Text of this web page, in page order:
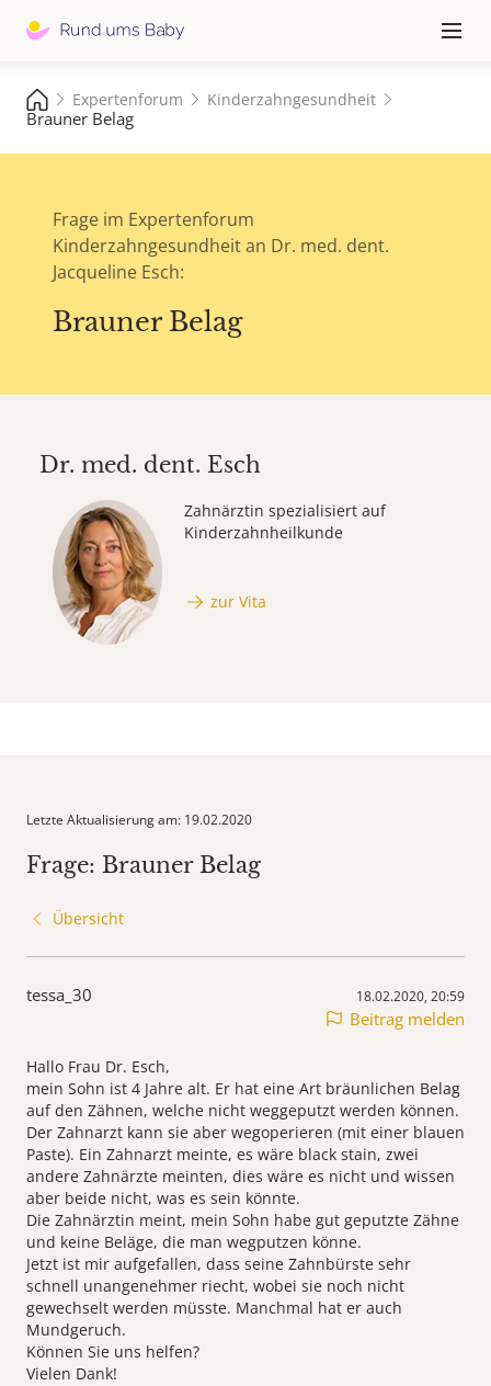
≡
Expertenforum Kinderzahngesundheit
Brauner Belag
Frage im Expertenforum
Kinderzahngesundheit an Dr. med. dent.
Jacqueline Esch:
Brauner Belag
Dr. med. dent. Esch
Zahnärztin spezialisiert auf
Kinderzahnheilkunde
zur Vita
Letzte Aktualisierung am: 19.02.2020
Frage: Brauner Belag
Übersicht
tessa_30 18.02.2020, 20:59
Beitrag melden
Hallo Frau Dr. Esch,
mein Sohn ist 4 Jahre alt. Er hat eine Art bräunlichen Belag
auf den Zähnen, welche nicht weggeputzt werden können.
Der Zahnarzt kann sie aber wegoperieren (mit einer blauen
Paste). Ein Zahnarzt meinte, es wäre black stain, zwei
andere Zahnärzte meinten, dies wäre es nicht und wissen
aber beide nicht, was es sein könnte.
Die Zahnärztin meint, mein Sohn habe gut geputzte Zähne
und keine Beläge, die man wegputzen könne.
Jetzt ist mir aufgefallen, dass seine Zahnbürste sehr
schnell unangenehmer riecht, wobei sie noch nicht
gewechselt werden müsste. Manchmal hat er auch
Mundgeruch.
Können Sie uns helfen?
Vielen Dank!